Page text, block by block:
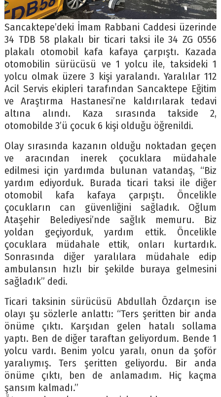
Sancaktepe’deki İmam Rabbani Caddesi üzerinde
34 TDB 58 plakalı bir ticari taksi ile 34 ZG 0556
plakalı otomobil kafa kafaya çarpıştı. Kazada
otomobilin sürücüsü ve 1 yolcu ile, taksideki 1
yolcu olmak üzere 3 kişi yaralandı. Yaralılar 112
Acil Servis ekipleri tarafından Sancaktepe Eğitim
ve Araştırma Hastanesi’ne kaldırılarak tedavi
altına alındı. Kaza sırasında takside 2,
otomobilde 3’ü çocuk 6 kişi olduğu öğrenildi.
Olay sırasında kazanın olduğu noktadan geçen
ve aracından inerek çocuklara müdahale
edilmesi için yardımda bulunan vatandaş, “Biz
yardım ediyorduk. Burada ticari taksi ile diğer
otomobil kafa kafaya çarpıştı. Öncelikle
çocukların can güvenliğini sağladık. Oğlum
Ataşehir Belediyesi’nde sağlık memuru. Biz
yoldan geçiyorduk, yardım ettik. Öncelikle
çocuklara müdahale ettik, onları kurtardık.
Sonrasında diğer yaralılara müdahale edip
ambulansın hızlı bir şekilde buraya gelmesini
sağladık” dedi.
Ticari taksinin sürücüsü Abdullah Özdarçın ise
olayı şu sözlerle anlattı: “Ters şeritten bir anda
önüme çıktı. Karşıdan gelen hatalı sollama
yaptı. Ben de diğer taraftan geliyordum. Bende 1
yolcu vardı. Benim yolcu yaralı, onun da şoför
yaralıymış. Ters şeritten geliyordu. Bir anda
önüme çıktı, ben de anlamadım. Hiç kaçma
şansım kalmadı.”